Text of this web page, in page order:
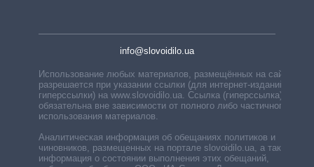
info@slovoidilo.ua
Использование любых материалов, размещённых на сайте,
разрешается при указании ссылки (для интернет-изданий —
гиперссылки) на www.slovoidilo.ua. Ссылка (гиперссылка)
обязательна вне зависимости от полного либо частичного
использования материалов.
Аналитическая информация об обещаниях политиков и
чиновников, размещенных на портале slovoidilo.ua, а также
информация о состоянии выполнения этих обещаний,